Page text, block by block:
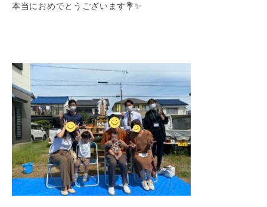
本当におめでとうございます💐✨